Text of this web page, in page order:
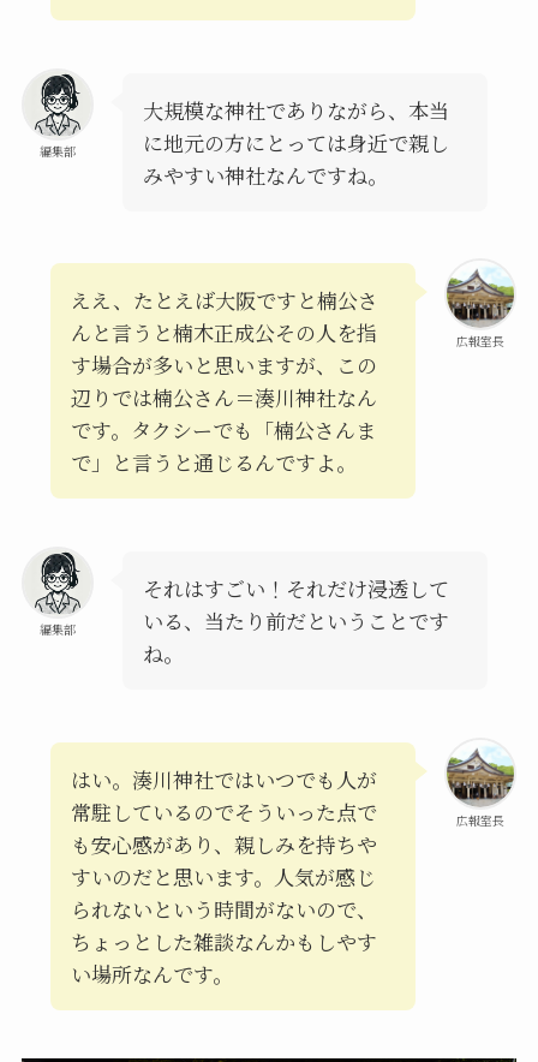
編集部
大規模な神社でありながら、本当
に地元の方にとっては身近で親し
みやすい神社なんですね。
広報室長
ええ、たとえば大阪ですと楠公さ
んと言うと楠木正成公その人を指
す場合が多いと思いますが、この
辺りでは楠公さん＝湊川神社なん
です。タクシーでも「楠公さんま
で」と言うと通じるんですよ。
編集部
それはすごい！それだけ浸透して
いる、当たり前だということです
ね。
広報室長
はい。湊川神社ではいつでも人が
常駐しているのでそういった点で
も安心感があり、親しみを持ちや
すいのだと思います。人気が感じ
られないという時間がないので、
ちょっとした雑談なんかもしやす
い場所なんです。